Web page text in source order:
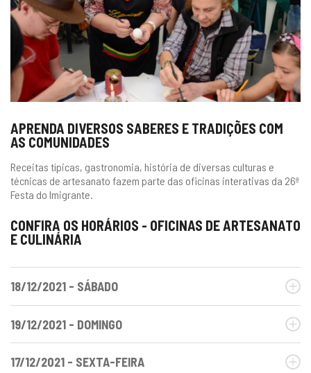
APRENDA DIVERSOS SABERES E TRADIÇÕES COM
AS COMUNIDADES
Receitas típicas, gastronomia, história de diversas culturas e
técnicas de artesanato fazem parte das oficinas interativas da 26ª
Festa do Imigrante.
CONFIRA OS HORÁRIOS - OFICINAS DE ARTESANATO
E CULINÁRIA
18/12/2021 - SÁBADO
19/12/2021 - DOMINGO
17/12/2021 - SEXTA-FEIRA